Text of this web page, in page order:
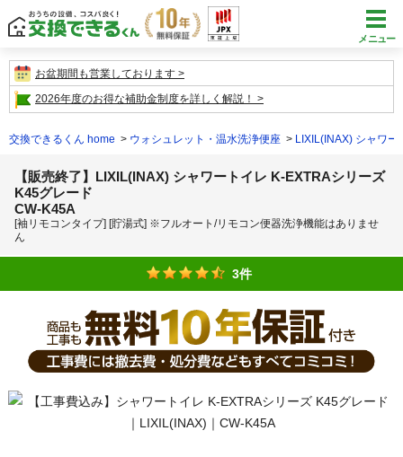
メニュー
お盆期間も営業しております
2026年度のお得な補助金制度を詳しく解説！
交換できるくん home ウォシュレット・温水洗浄便座 LIXIL(INAX) シャワー
【販売終了】LIXIL(INAX) シャワートイレ K-EXTRAシリーズ
K45グレード
CW-K45A
[袖リモコンタイプ] [貯湯式] ※フルオート/リモコン便器洗浄機能はありませ
ん
3件